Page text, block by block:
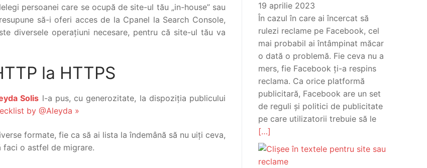
persoanei care se ocupă de site-ul tău „in-house” sau
să-i oferi acces de la Cpanel la Search Console,
diversele operațiuni necesare, pentru că site-ul tău va
la HTTPS
Solis l-a pus, cu generozitate, la dispoziția publicului
by @Aleyda »
formate, fie ca să ai lista la îndemână să nu uiți ceva,
o astfel de migrare.
19 aprilie 2023
În cazul în care ai încercat să
rulezi reclame pe Facebook, cel
mai probabil ai întâmpinat măcar
o dată o problemă. Fie ceva nu a
mers, fie Facebook ți-a respins
reclama. Ca orice platformă
publicitară, Facebook are un set
de reguli și politici de publicitate
pe care utilizatorii trebuie să le
[…]